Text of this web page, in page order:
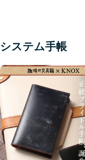
システム手帳